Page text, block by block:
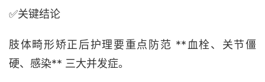
✅关键结论
肢体畸形矫正后护理要重点防范 **血栓、关节僵
硬、感染** 三大并发症。